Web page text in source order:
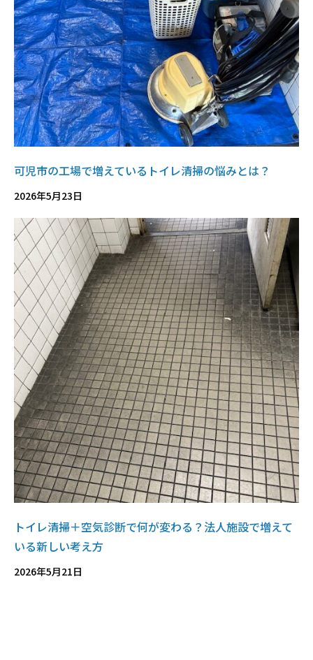
可児市の工場で増えているトイレ清掃の悩みとは？
2026年5月23日
トイレ清掃＋空気診断で何が変わる？法人施設で増えて
いる新しい考え方
2026年5月21日